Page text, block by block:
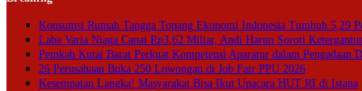
Konsumsi Rumah Tangga Topang Ekonomi Indonesia Tumbuh 5,29
Laba Varia Niaga Capai Rp3,62 Miliar, Andi Harun Soroti
Pemkab Kutai Barat Perkuat Kompetensi Aparatur dalam Pengadaan
26 Perusahaan Buka 250 Lowongan di Job Fair PPU 2026
Kesempatan Langka! Masyarakat Bisa Ikut Upacara HUT RI di Istana